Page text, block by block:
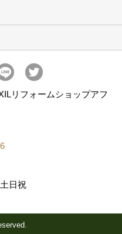
リフォームショップアフ
日祝